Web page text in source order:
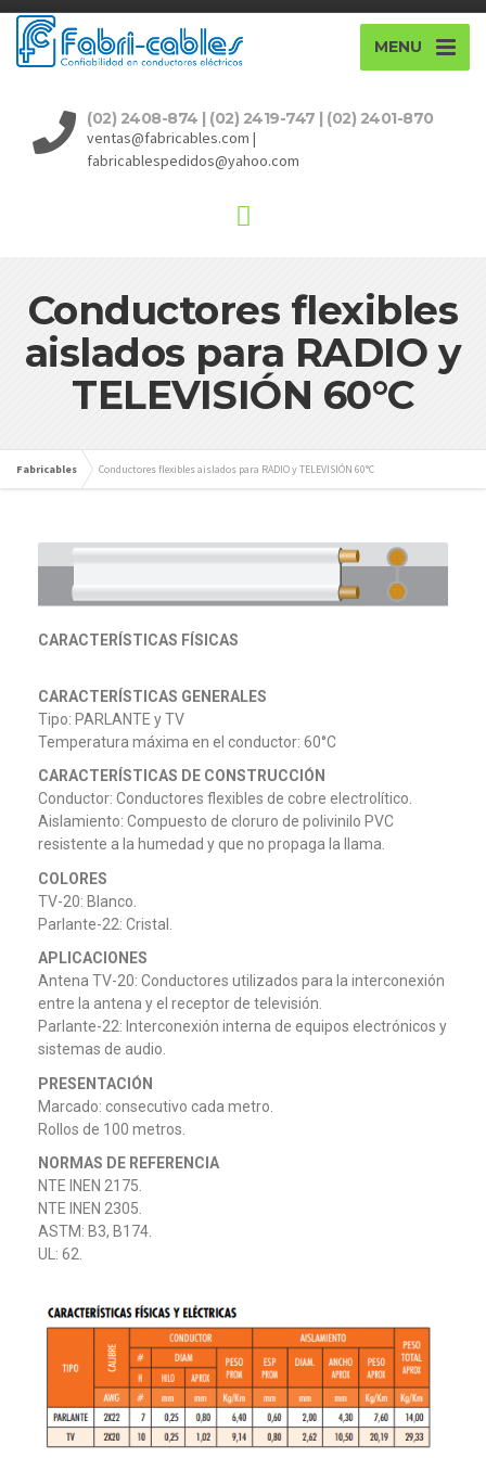
MENU
(02) 2408-874 | (02) 2419-747 | (02) 2401-870
ventas@fabricables.com |
fabricablespedidos@yahoo.com
Conductores flexibles
aislados para RADIO y
TELEVISIÓN 60°C
Fabricables Conductores flexibles aislados para RADIO y TELEVISIÓN 60°C
CARACTERÍSTICAS FÍSICAS
CARACTERÍSTICAS GENERALES
Tipo: PARLANTE y TV
Temperatura máxima en el conductor: 60°C
CARACTERÍSTICAS DE CONSTRUCCIÓN
Conductor: Conductores flexibles de cobre electrolítico.
Aislamiento: Compuesto de cloruro de polivinilo PVC
resistente a la humedad y que no propaga la llama.
COLORES
TV-20: Blanco.
Parlante-22: Cristal.
APLICACIONES
Antena TV-20: Conductores utilizados para la interconexión
entre la antena y el receptor de televisión.
Parlante-22: Interconexión interna de equipos electrónicos y
sistemas de audio.
PRESENTACIÓN
Marcado: consecutivo cada metro.
Rollos de 100 metros.
NORMAS DE REFERENCIA
NTE INEN 2175.
NTE INEN 2305.
ASTM: B3, B174.
UL: 62.